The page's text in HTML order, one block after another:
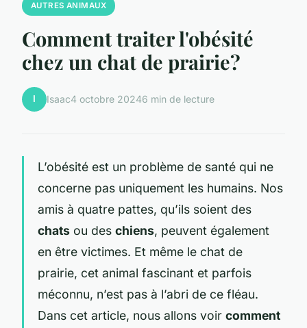
AUTRES ANIMAUX
Comment traiter l'obésité
chez un chat de prairie?
I Isaac4 octobre 20246 min de lecture
L’obésité est un problème de santé qui ne
concerne pas uniquement les humains. Nos
amis à quatre pattes, qu’ils soient des
chats ou des chiens, peuvent également
en être victimes. Et même le chat de
prairie, cet animal fascinant et parfois
méconnu, n’est pas à l’abri de ce fléau.
Dans cet article, nous allons voir comment